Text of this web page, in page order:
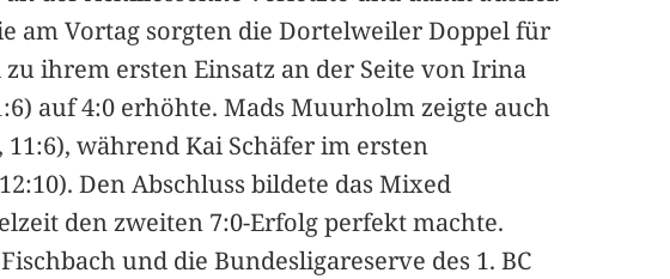
am Vortag sorgten die Dortelweiler Doppel für
ihrem ersten Einsatz an der Seite von Irina
auf 4:0 erhöhte. Mads Muurholm zeigte auch
während Kai Schäfer im ersten
Den Abschluss bildete das Mixed
den zweiten 7:0-Erfolg perfekt machte.
und die Bundesligareserve des 1. BC